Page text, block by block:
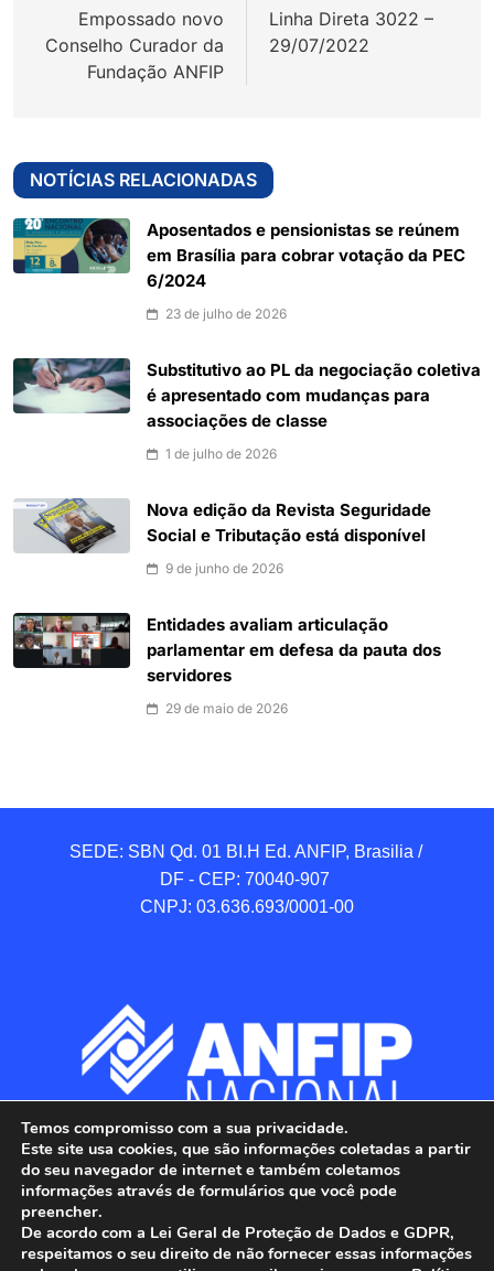
Post
Empossado novo
Conselho Curador da
Fundação ANFIP
Linha Direta 3022 –
29/07/2022
NOTÍCIAS RELACIONADAS
Aposentados e pensionistas se reúnem
em Brasília para cobrar votação da PEC
6/2024
23 de julho de 2026
Substitutivo ao PL da negociação coletiva
é apresentado com mudanças para
associações de classe
1 de julho de 2026
Nova edição da Revista Seguridade
Social e Tributação está disponível
9 de junho de 2026
Entidades avaliam articulação
parlamentar em defesa da pauta dos
servidores
29 de maio de 2026
SEDE: SBN Qd. 01 BI.H Ed. ANFIP, Brasilia /
DF - CEP: 70040-907
CNPJ: 03.636.693/0001-00
Temos compromisso com a sua privacidade.
Este site usa cookies, que são informações coletadas a partir
do seu navegador de internet e também coletamos
informações através de formulários que você pode
preencher.
De acordo com a Lei Geral de Proteção de Dados e GDPR,
respeitamos o seu direito de não fornecer essas informações